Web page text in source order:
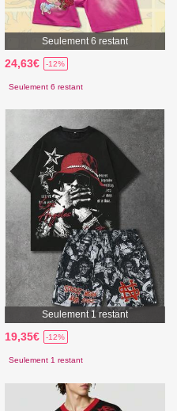
Seulement 6 restant
24,63€ -12%
Seulement 6 restant
Seulement 1 restant
19,35€ -12%
Seulement 1 restant